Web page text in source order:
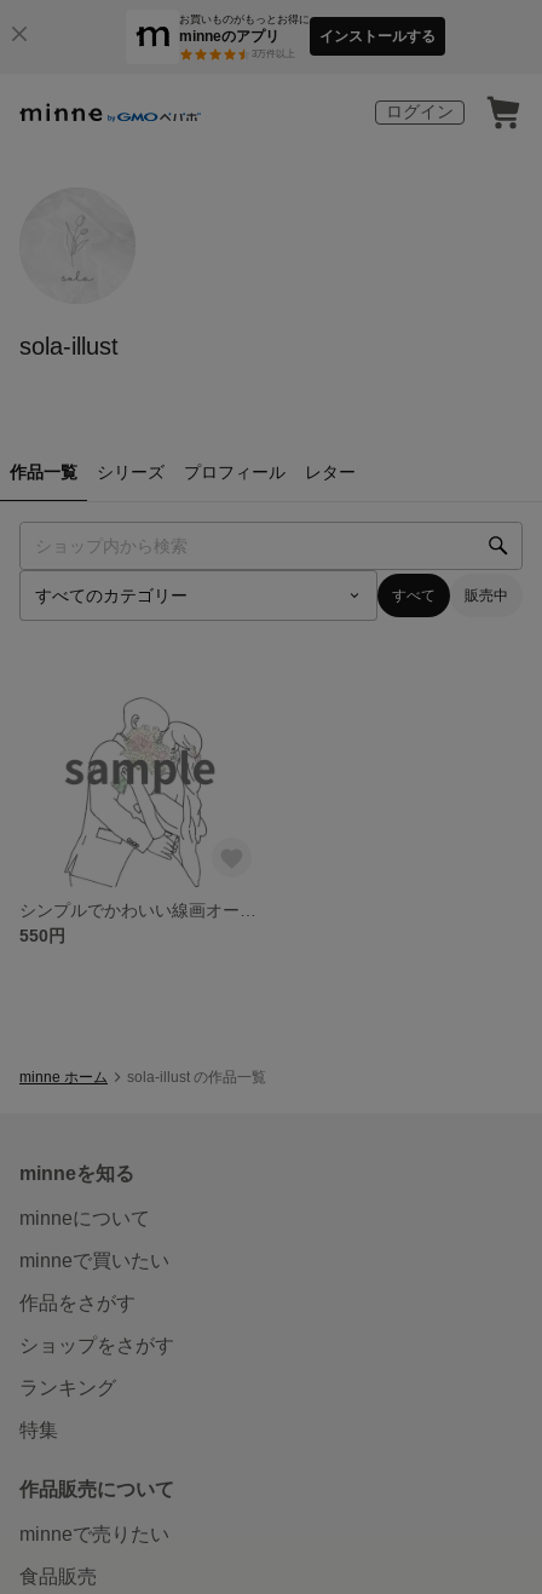
お買いものがもっとお得に
minneのアプリ
3万件以上
インストールする
ログイン
sola-illust
作品一覧 シリーズ プロフィール レター
すべて 販売中
550円
minne ホーム sola-illust の作品一覧
minneを知る
minneについて
minneで買いたい
作品をさがす
ショップをさがす
ランキング
特集
作品販売について
minneで売りたい
食品販売